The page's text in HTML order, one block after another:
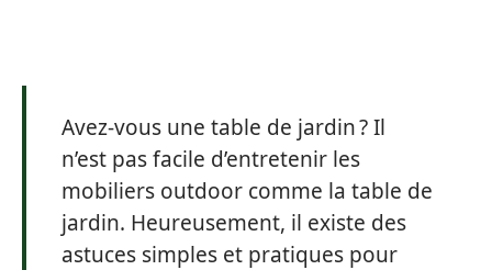
Avez-vous une table de jardin ? Il
n’est pas facile d’entretenir les
mobiliers outdoor comme la table de
jardin. Heureusement, il existe des
astuces simples et pratiques pour